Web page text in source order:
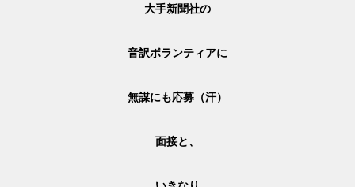
大手新聞社の
音訳ボランティアに
無謀にも応募（汗）
面接と、